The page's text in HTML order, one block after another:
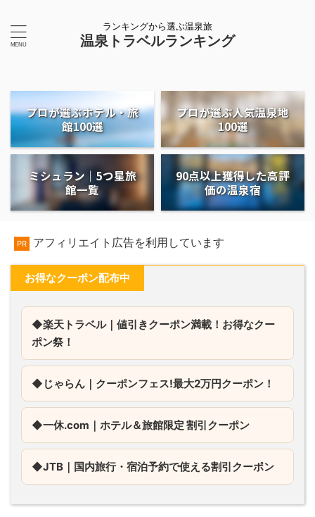
ランキングから選ぶ温泉旅
温泉トラベルランキング
プロが選ぶホテル・旅
館100選
プロが選ぶ人気温泉地
100選
ミシュラン｜5つ星旅
館一覧
90点以上獲得した高評
価の温泉宿
PR アフィリエイト広告を利用しています
お得なクーポン配布中
◆楽天トラベル｜値引きクーポン満載！お得なクー
ポン祭！
◆じゃらん｜ クーポンフェス!最大2万円クーポン！
◆一休.com｜ ホテル＆旅館限定 割引クーポン
◆JTB｜ 国内旅行・宿泊予約で使える割引クーポン